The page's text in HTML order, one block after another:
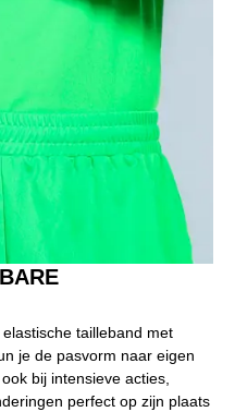
tailleband met
je de pasvorm naar eigen
bij intensieve acties,
perfect op zijn plaats